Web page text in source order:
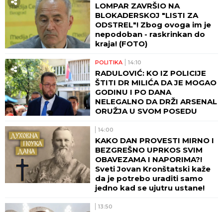
LOMPAR ZAVRŠIO NA
BLOKADERSKOJ "LISTI ZA
ODSTREL"! Zbog ovoga im je
nepodoban - raskrinkan do
kraja! (FOTO)
POLITIKA 14:10
RADULOVIĆ: KO IZ POLICIJE
ŠTITI DR MILIĆA DA JE MOGAO
GODINU I PO DANA
NELEGALNO DA DRŽI ARSENAL
ORUŽJA U SVOM POSEDU
14:00
KAKO DAN PROVESTI MIRNO I
BEZGREŠNO UPRKOS SVIM
OBAVEZAMA I NAPORIMA?!
Sveti Jovan Kronštatski kaže
da je potrebo uraditi samo
jedno kad se ujutru ustane!
13:50